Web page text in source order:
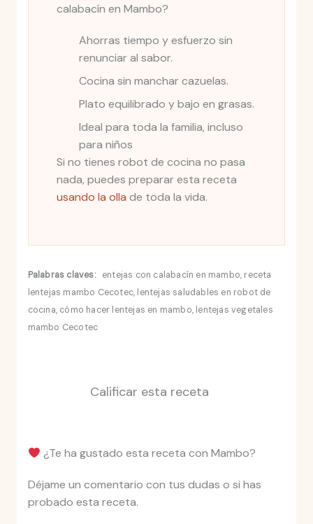
calabacín en Mambo?
Ahorras tiempo y esfuerzo sin
renunciar al sabor.
Cocina sin manchar cazuelas.
Plato equilibrado y bajo en grasas.
Ideal para toda la familia, incluso
para niños
Si no tienes robot de cocina no pasa
nada, puedes preparar esta receta
usando la olla de toda la vida.
Palabras claves: entejas con calabacín en mambo, receta
lentejas mambo Cecotec, lentejas saludables en robot de
cocina, cómo hacer lentejas en mambo, lentejas vegetales
mambo Cecotec
Calificar esta receta
¿Te ha gustado esta receta con Mambo?
Déjame un comentario con tus dudas o si has
probado esta receta.